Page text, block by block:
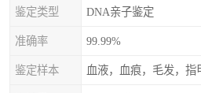
鉴定类型 DNA亲子鉴定
准确率 99.99%
鉴定样本 血液，血痕，毛发，指